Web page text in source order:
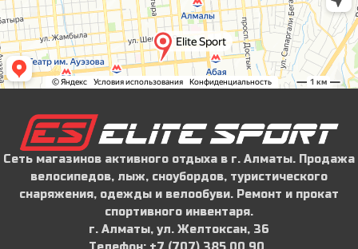
Сеть магазинов активного отдыха в г. Алматы. Продажа
велосипедов, лыж, сноубордов, туристического
снаряжения, одежды и велообуви. Ремонт и прокат
спортивного инвентаря.
г. Алматы, ул. Желтоксан, 36